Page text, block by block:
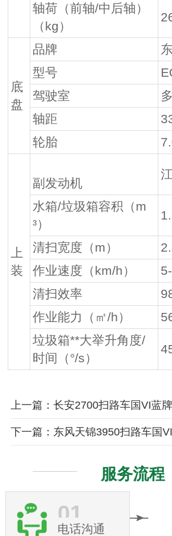
轴荷（前轴/中后轴）
（kg）
底
盘
品牌
型号
驾驶室
轴距
轮胎
上
装
副发动机
水箱/垃圾箱容积（m
³）
清扫宽度（m）
作业速度（km/h）
清扫效率
作业能力（㎡/h）
垃圾箱**大举升角度/
时间（°/s）
上一篇：长安2700扫路车国VI蓝牌
下一篇：东风天锦3950扫路车国VI
服务流程
01
电话沟通